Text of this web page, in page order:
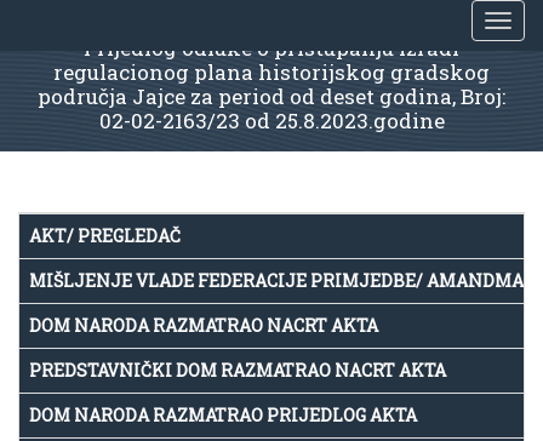
Prijedlog odluke o pristupanju izradi
regulacionog plana historijskog gradskog
područja Jajce za period od deset godina, Broj:
02-02-2163/23 od 25.8.2023.godine
AKT/ PREGLEDAČ
MIŠLJENJE VLADE FEDERACIJE PRIMJEDBE/
DOM NARODA RAZMATRAO NACRT AKTA
PREDSTAVNIČKI DOM RAZMATRAO NACRT AKTA
DOM NARODA RAZMATRAO PRIJEDLOG AKTA